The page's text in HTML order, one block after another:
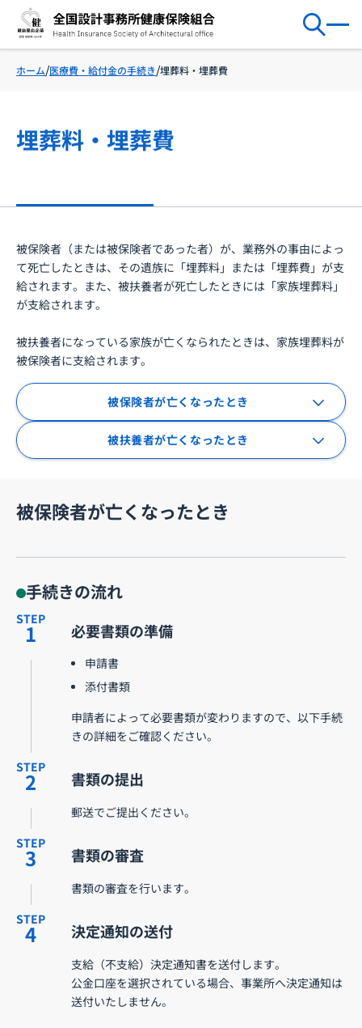
ホーム 医療費・給付金の手続き 埋葬料・埋葬費
埋葬料・埋葬費
被保険者（または被保険者であった者）が、業務外の事由によっ
て死亡したときは、その遺族に「埋葬料」または「埋葬費」が支
給されます。また、被扶養者が死亡したときには「家族埋葬料」
が支給されます。
被扶養者になっている家族が亡くなられたときは、家族埋葬料が
被保険者に支給されます。
被保険者が亡くなったとき
被扶養者が亡くなったとき
被保険者が亡くなったとき
手続きの流れ
STEP
1 必要書類の準備
申請書
添付書類
申請者によって必要書類が変わりますので、以下手続
きの詳細をご確認ください。
STEP
2 書類の提出
郵送でご提出ください。
STEP
3 書類の審査
書類の審査を行います。
STEP
4 決定通知の送付
支給（不支給）決定通知書を送付します。
公金口座を選択されている場合、事業所へ決定通知は
送付いたしません。